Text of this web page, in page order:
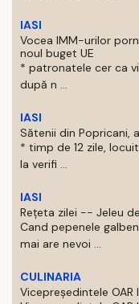
IASI
Vocea IMM-urilor
noul buget UE
* patronatele cer ca
după n ...
IASI
Sătenii din Popricani,
* timp de 12 zile,
la verifi ...
IASI
Rețeta zilei -- Jeleu
Cand pepenele
mai are nevoi ...
CULINARIA
Vicepreședintele OAR